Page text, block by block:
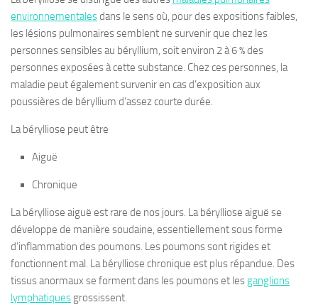
environnementalesdans le sens où, pour des expositions faibles,
les lésions pulmonaires semblent ne survenir que chez les
personnes sensibles au béryllium, soit environ 2 à 6 % des
personnes exposées à cette substance. Chez ces personnes, la
maladie peut également survenir en cas d’exposition aux
poussières de béryllium d’assez courte durée.
La bérylliose peut être
Aiguë
Chronique
La bérylliose aiguë est rare de nos jours. La bérylliose aiguë se
développe de manière soudaine, essentiellement sous forme
d’inflammation des poumons. Les poumons sont rigides et
fonctionnent mal. La bérylliose chronique est plus répandue. Des
tissus anormaux se forment dans les poumons et les ganglions
lymphatiques grossissent.